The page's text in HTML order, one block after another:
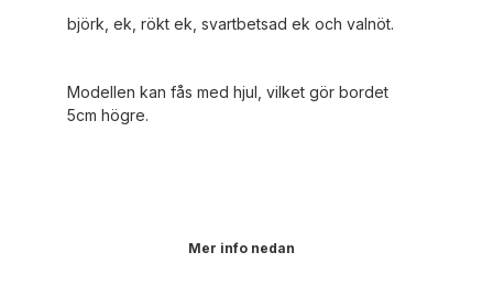
björk, ek, rökt ek, svartbetsad ek och valnöt.
Modellen kan fås med hjul, vilket gör bordet
5cm högre.
Mer info nedan